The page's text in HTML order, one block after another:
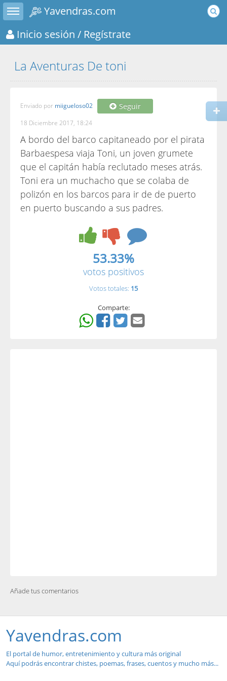
Toggle sidebar
Yavendras.com
Inicio sesión / Regístrate
La Aventuras De toni
Enviado por miigueloso02 Seguir
18 Diciembre 2017, 18:24
A bordo del barco capitaneado por el pirata
Barbaespesa viaja Toni, un joven grumete
que el capitán había reclutado meses atrás.
Toni era un muchacho que se colaba de
polizón en los barcos para ir de de puerto
en puerto buscando a sus padres.
53.33%
votos positivos
Votos totales: 15
Comparte:
Añade tus comentarios
Yavendras.com
El portal de humor, entretenimiento y cultura más original
Aquí podrás encontrar chistes, poemas, frases, cuentos y mucho más...